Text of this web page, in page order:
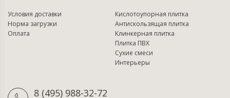
Условия доставки
Норма загрузки
Оплата
Кислотоупорная плитка
Антискользящая плитка
Клинкерная плитка
Плитка ПВХ
Сухие смеси
Интерьеры
8 (495) 988-32-72